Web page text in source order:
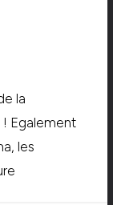
la
! Egalement
les